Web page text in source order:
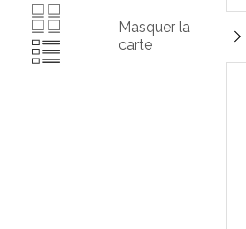
Masquer la
carte